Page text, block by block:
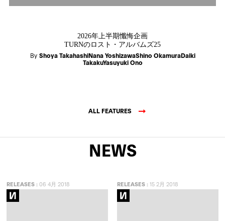
2026年上半期懺悔企画
TURNのロスト・アルバムズ25
By Shoya TakahashiNana YoshizawaShino OkamuraDaiki
TakakuYasuyuki Ono
ALL FEATURES
NEWS
RELEASES : 06 4月 2018 RELEASES:15 2月 2018